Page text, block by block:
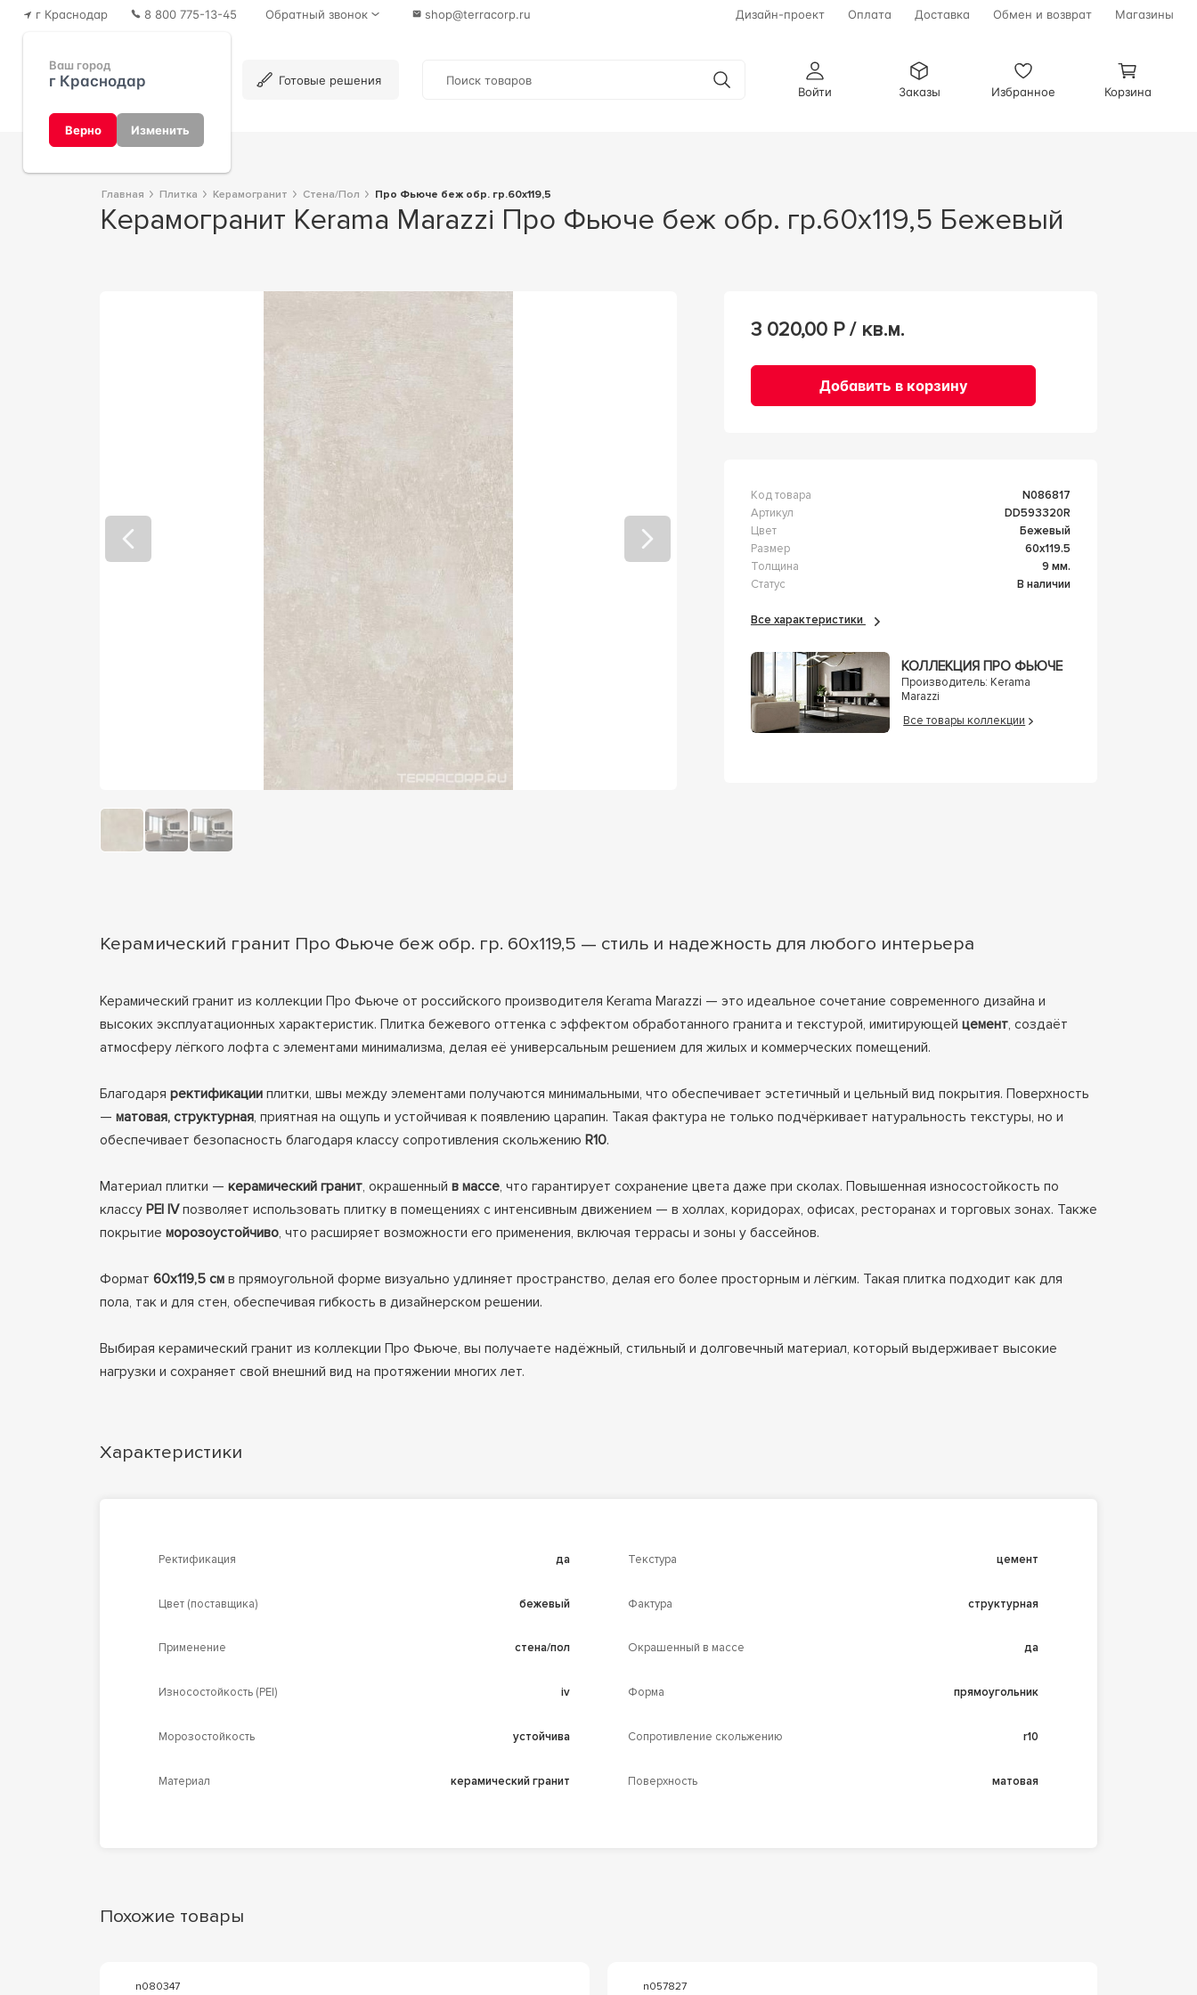
г Краснодар
Ваш город
г Краснодар
Верно Изменить
8 800 775-13-45 Обратный звонок shop@terracorp.ru Дизайн-проект Оплата Доставка Обмен и возврат Магазины
Готовые решения
Войти
Заказы Избранное Корзина
Главная Плитка Керамогранит Стена/Пол Про Фьюче беж обр. гр.60х119,5
Керамогранит Kerama Marazzi Про Фьюче беж обр. гр.60х119,5 Бежевый
3 020,00 Р / кв.м.
Добавить в корзину
Код товара
n086817
Артикул
DD593320R
Цвет
Бежевый
Размер
60x119.5
Толщина
9 мм.
Статус
В наличии
Все характеристики
КОЛЛЕКЦИЯ ПРО ФЬЮЧЕ
Производитель: Kerama
Marazzi
Все товары коллекции
Керамический гранит Про Фьюче беж обр. гр. 60х119,5 — стиль и надежность для любого интерьера
Керамический гранит из коллекции Про Фьюче от российского производителя Kerama Marazzi — это идеальное сочетание современного дизайна и
высоких эксплуатационных характеристик. Плитка бежевого оттенка с эффектом обработанного гранита и текстурой, имитирующей цемент, создаёт
атмосферу лёгкого лофта с элементами минимализма, делая её универсальным решением для жилых и коммерческих помещений.
Благодаря ректификацииплитки, швы между элементами получаются минимальными, что обеспечивает эстетичный и цельный вид покрытия. Поверхность
— матовая, структурная, приятная на ощупь и устойчивая к появлению царапин. Такая фактура не только подчёркивает натуральность текстуры, но и
обеспечивает безопасность благодаря классу сопротивления скольжению R10.
Материал плитки — керамический гранит, окрашенный в массе, что гарантирует сохранение цвета даже при сколах. Повышенная износостойкость по
классу PEI IVпозволяет использовать плитку в помещениях с интенсивным движением — в холлах, коридорах, офисах, ресторанах и торговых зонах. Также
покрытие морозоустойчиво, что расширяет возможности его применения, включая террасы и зоны у бассейнов.
Формат 60x119,5 смв прямоугольной форме визуально удлиняет пространство, делая его более просторным и лёгким. Такая плитка подходит как для
пола, так и для стен, обеспечивая гибкость в дизайнерском решении.
Выбирая керамический гранит из коллекции Про Фьюче, вы получаете надёжный, стильный и долговечный материал, который выдерживает высокие
нагрузки и сохраняет свой внешний вид на протяжении многих лет.
Характеристики
Ректификация да Текстура цемент
Цвет (поставщика) бежевый Фактура структурная
Применение стена/пол Окрашенный в массе да
Износостойкость (PEI) iv Форма прямоугольник
Морозостойкость устойчива Сопротивление скольжению r10
Материал керамический гранит Поверхность матовая
Похожие товары
n080347 n057827